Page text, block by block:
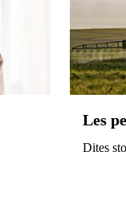
Les
Dites